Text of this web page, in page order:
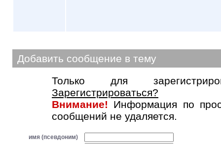
Добавить сообщение в тему
Только для
Зарегистрироваться?
Внимание! Информация по
сообщений не удаляется.
имя (псевдоним)